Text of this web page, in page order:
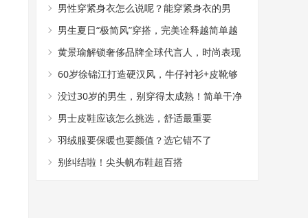
男性穿紧身衣怎么说呢？能穿紧身衣的男
性，首先能满足这4个条件
男生夏日“极简风”穿搭，完美诠释越简单越
帅气
黄景瑜解锁奢侈品牌全球代言人，时尚表现
力真好
60岁徐锦江打造硬汉风，牛仔衬衫+皮靴够
时髦
没过30岁的男生，别穿得太成熟！简单干净
的T恤搭配，帅气又减龄
男士皮鞋应该怎么挑选，舒适最重要
羽绒服要保暖也要颜值？选它错不了
别纠结啦！尖头帆布鞋超百搭